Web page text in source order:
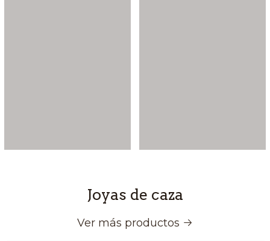
Joyas de caza
Ver más productos